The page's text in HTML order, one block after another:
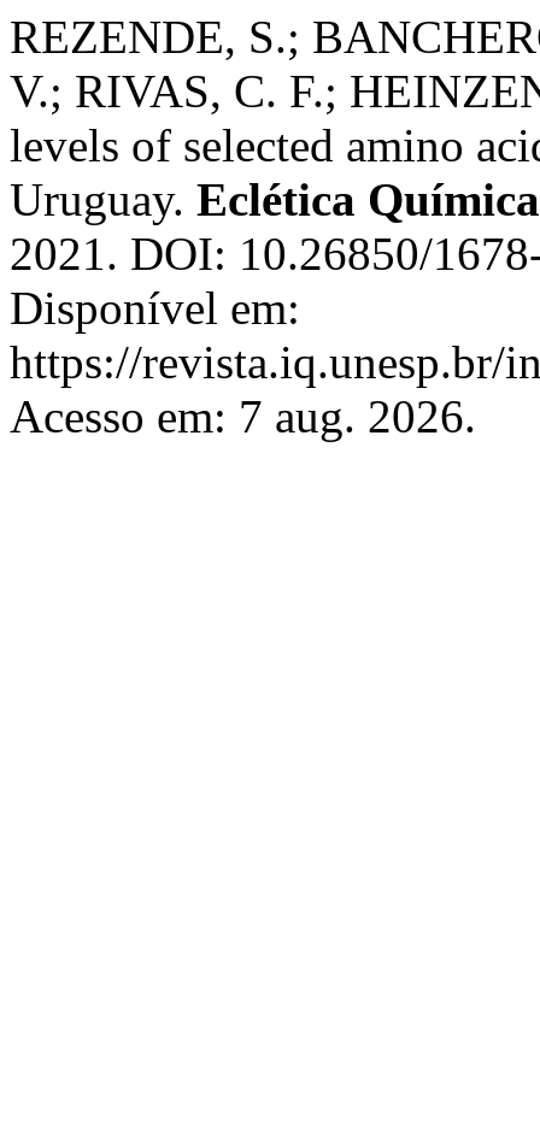
REZENDE, S.;
V.; RIVAS, C. F.;
levels of selected amino
Uruguay. Eclética Química
2021. DOI: 10.26850/
Disponível em:
https://revista.iq.unesp.br/
Acesso em: 7 aug. 2026.